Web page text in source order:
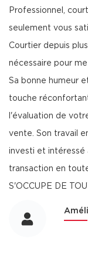
Professionnel,
seulement vous
Courtier depuis
nécessaire pour
Sa bonne humeur
touche
l'évaluation de
vente. Son travail
investi et intéressé
transaction en
S'OCCUPE DE